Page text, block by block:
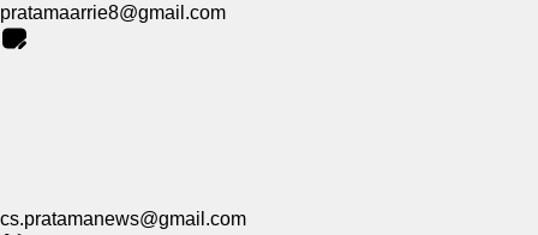
pratamaarrie8@gmail.com
cs.pratamanews@gmail.com